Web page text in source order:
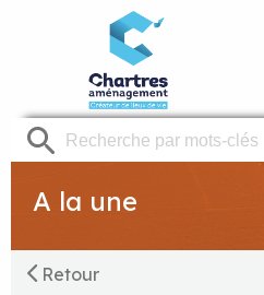
A la une
Retour
Panneau de gestion des cookies